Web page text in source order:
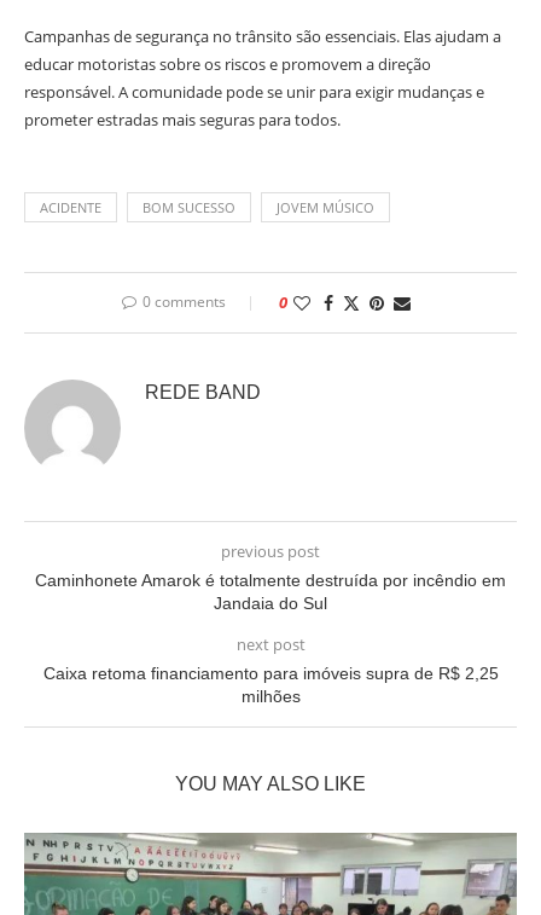
Campanhas de segurança no trânsito são essenciais. Elas ajudam a
educar motoristas sobre os riscos e promovem a direção
responsável. A comunidade pode se unir para exigir mudanças e
prometer estradas mais seguras para todos.
ACIDENTE BOM SUCESSO JOVEM MÚSICO
0 comments 0
REDE BAND
previous post
Caminhonete Amarok é totalmente destruída por incêndio em
Jandaia do Sul
next post
Caixa retoma financiamento para imóveis supra de R$ 2,25
milhões
YOU MAY ALSO LIKE